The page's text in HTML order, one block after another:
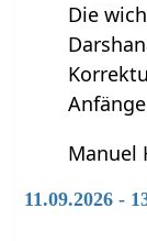
Die
Manuel
11.09.2026 -